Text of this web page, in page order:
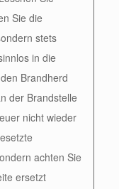
Sie die
stets
in die
Brandherd
der Brandstelle
nicht wieder
achten Sie
ersetzt